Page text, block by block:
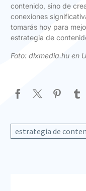
contenido, sino de
conexiones
tomarás hoy para
estrategia de
Foto: dlxmedia.hu en
estrategia de